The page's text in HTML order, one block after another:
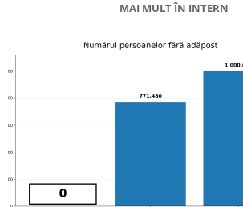
MAI MULT ÎN INTERN